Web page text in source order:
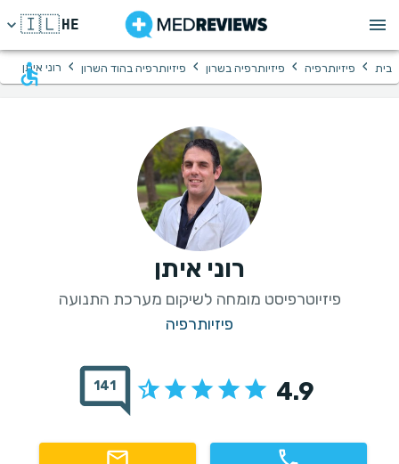
HE
🇮🇱
בית › פיזיותרפיה › פיזיותרפיה בשרון › פיזיותרפיה בהוד השרון › רוני איתן
רוני איתן
פיזיוטרפיסט מומחה לשיקום מערכת התנועה
פיזיותרפיה
4.9
141